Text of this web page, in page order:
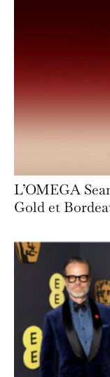
L’OMEGA
Gold et